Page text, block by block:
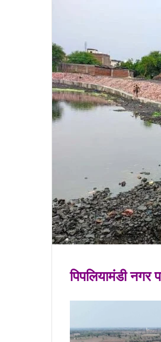
पिपलियामंडी नगर